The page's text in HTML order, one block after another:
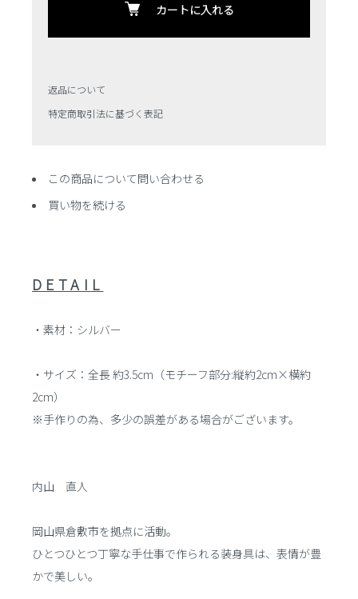
カートに入れる
返品について
特定商取引法に基づく表記
この商品について問い合わせる
買い物を続ける
DETAIL
・素材：シルバー
・サイズ：全長 約3.5cm（モチーフ部分:縦約2cm×横約
2cm）
※手作りの為、多少の誤差がある場合がございます。
内山 直人
岡山県倉敷市を拠点に活動。
ひとつひとつ丁寧な手仕事で作られる装身具は、表情が豊
かで美しい。